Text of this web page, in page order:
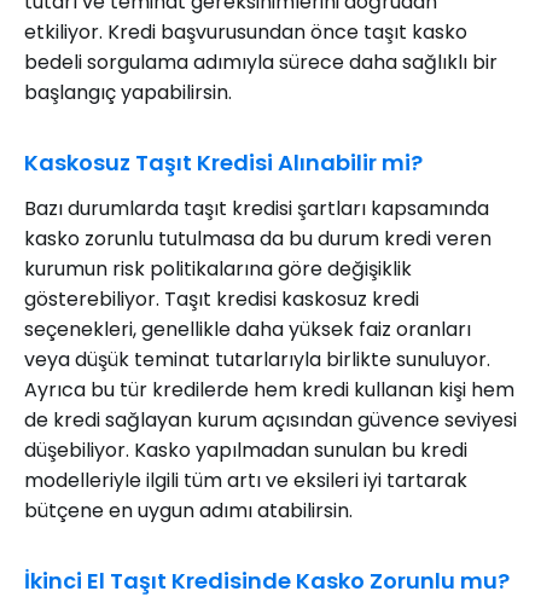
etkiliyor. Kredi başvurusundan önce taşıt kasko
bedeli sorgulama adımıyla sürece daha sağlıklı bir
başlangıç yapabilirsin.
Kaskosuz Taşıt Kredisi Alınabilir mi?
Bazı durumlarda taşıt kredisi şartları kapsamında
kasko zorunlu tutulmasa da bu durum kredi veren
kurumun risk politikalarına göre değişiklik
gösterebiliyor. Taşıt kredisi kaskosuz kredi
seçenekleri, genellikle daha yüksek faiz oranları
veya düşük teminat tutarlarıyla birlikte sunuluyor.
Ayrıca bu tür kredilerde hem kredi kullanan kişi hem
de kredi sağlayan kurum açısından güvence seviyesi
düşebiliyor. Kasko yapılmadan sunulan bu kredi
modelleriyle ilgili tüm artı ve eksileri iyi tartarak
bütçene en uygun adımı atabilirsin.
İkinci El Taşıt Kredisinde Kasko Zorunlu mu?